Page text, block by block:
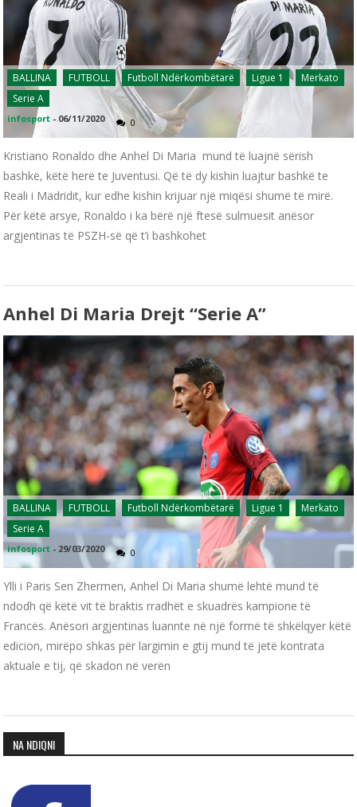
BALLINA FUTBOLL Futboll Ndërkombëtarë Ligue 1
Merkato
Serie A
infosport - 06/11/2020 0
Kristiano Ronaldo dhe Anhel Di Maria mund të luajnë sërish
bashkë, këtë herë te Juventusi. Që të dy kishin luajtur bashkë te
Reali i Madridit, kur edhe kishin krijuar një miqësi shumë të mirë.
Për këtë arsye, Ronaldo i ka bërë një ftesë sulmuesit anësor
argjentinas të PSZH-së që t’i bashkohet
Anhel Di Maria Drejt “Serie A”
BALLINA FUTBOLL Futboll Ndërkombëtarë Ligue 1
Merkato
Serie A
infosport - 29/03/2020 0
Ylli i Paris Sen Zhermen, Anhel Di Maria shumë lehtë mund të
ndodh që këtë vit të braktis rradhët e skuadrës kampione të
Francës. Anësori argjentinas luannte në një formë të shkëlqyer këtë
edicion, mirëpo shkas për largimin e gtij mund të jetë kontrata
aktuale e tij, që skadon në verën
NA NDIQNI